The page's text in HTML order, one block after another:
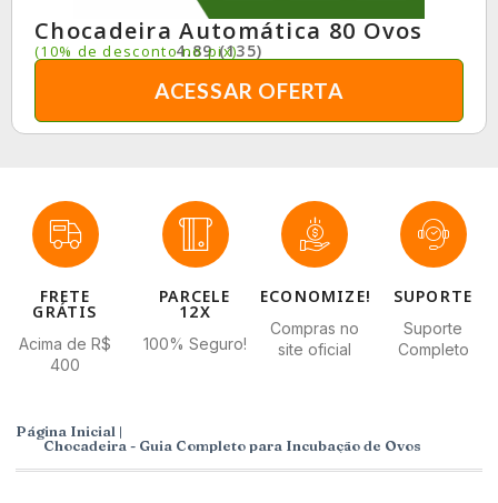
Chocadeira Automática 80 Ovos
4.89 (135)
(10% de desconto no pix)
ACESSAR OFERTA
FRETE
GRÁTIS
Acima de R$
400
PARCELE
12X
100% Seguro!
ECONOMIZE!
Compras no
site oficial
SUPORTE
Suporte
Completo
Página Inicial |
Chocadeira - Guia Completo para Incubação de Ovos